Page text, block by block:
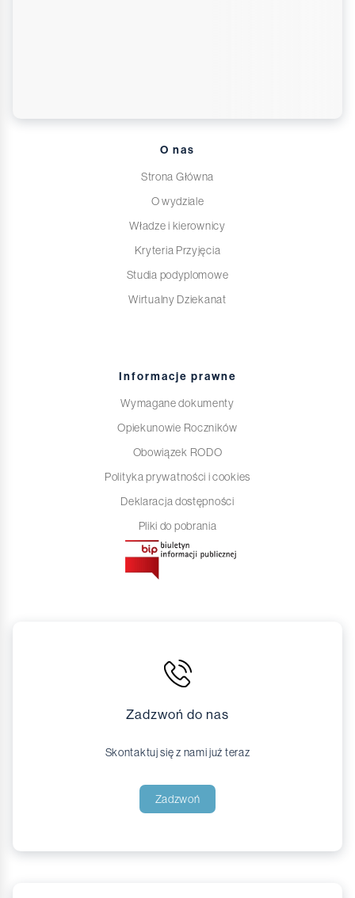
O nas
Strona Główna
O wydziale
Władze i kierownicy
Kryteria Przyjęcia
Studia podyplomowe
Wirtualny Dziekanat
Informacje prawne
Wymagane dokumenty
Opiekunowie Roczników
Obowiązek RODO
Polityka prywatności i cookies
Deklaracja dostępności
Pliki do pobrania
Zadzwoń do nas
Skontaktuj się z nami już teraz
Zadzwoń